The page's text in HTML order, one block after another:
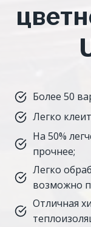
Более 50
Легко
На 50%
прочнее;
Легко
возможно
Отличная